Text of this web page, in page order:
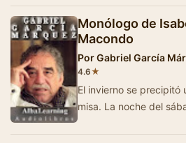
Monólogo de
Macondo
PorGabriel García
4.6★
El invierno se precipitó
misa. La noche del